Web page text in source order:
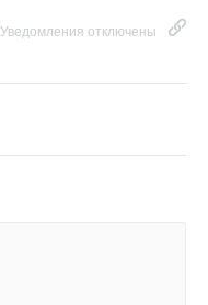
Уведомления отключены